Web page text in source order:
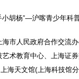
胡杨”—沪喀青少年科
市人民政府合作交流
术教育中心、上海证
海天文馆(上海科技馆